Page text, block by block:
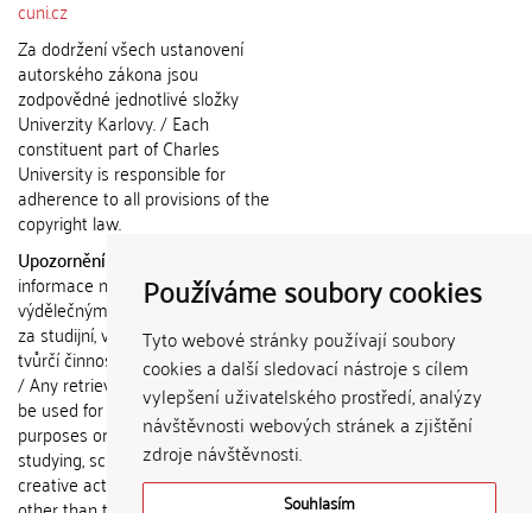
Používáme soubory cookies
Tyto webové stránky používají soubory
cookies a další sledovací nástroje s cílem
vylepšení uživatelského prostředí, analýzy
návštěvnosti webových stránek a zjištění
zdroje návštěvnosti.
Souhlasím
cuni.cz
Za dodržení všech ustanovení
autorského zákona jsou
zodpovědné jednotlivé složky
Univerzity Karlovy. / Each
constituent part of Charles
University is responsible for
adherence to all provisions of the
copyright law.
Upozornění / Notice:
informace nemohou být použity k
výdělečným účelům nebo vydávány
za studijní, vědeckou nebo jinou
tvůrčí činnost jiné osoby než autora.
/ Any retrieved information shall not
be used for any commercial
purposes or claimed as results of
studying, scientific or any other
creative activities of any person